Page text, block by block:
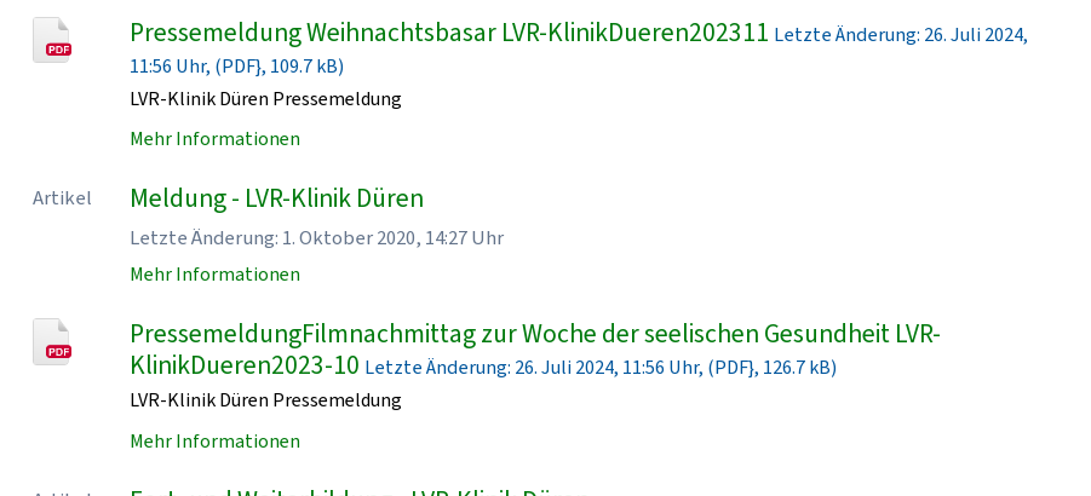
Pressemeldung Weihnachtsbasar LVR-KlinikDueren202311 Letzte Änderung: 26. Juli 2024,
11:56 Uhr, (PDF}, 109.7 kB)
LVR-Klinik Düren Pressemeldung
Mehr Informationen
Artikel Meldung - LVR-Klinik Düren
Letzte Änderung: 1. Oktober 2020, 14:27 Uhr
Mehr Informationen
PressemeldungFilmnachmittag zur Woche der seelischen Gesundheit LVR-
KlinikDueren2023-10 Letzte Änderung: 26. Juli 2024, 11:56 Uhr, (PDF}, 126.7 kB)
LVR-Klinik Düren Pressemeldung
Mehr Informationen